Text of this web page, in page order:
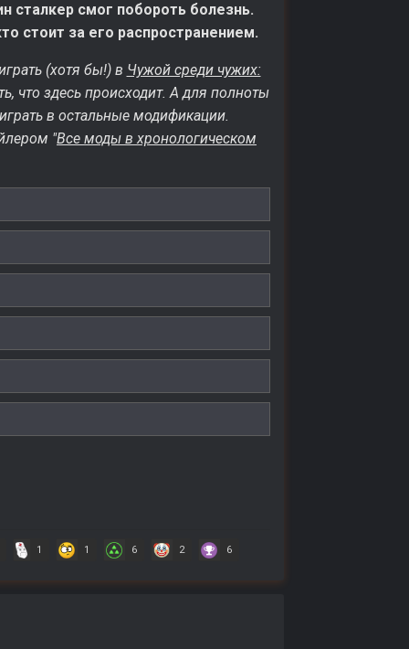
сталкер смог побороть болезнь.
стоит за его распространением.
(хотя бы!) в Чужой среди чужих:
что здесь происходит. А для полноты
в остальные модификации.
"Все моды в хронологическом
1 1 6 2 6